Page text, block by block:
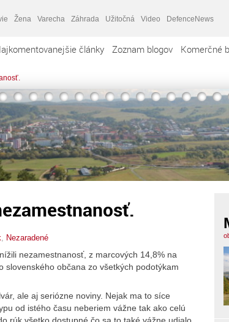
Žena Varecha Záhrada Užitočná Video DefenceNews
články Zoznam blogov Komerčné
Nezaradené
nezamestnanosť, z marcových 14,8% na
občana zo všetkých podotýkam
ale aj seriózne noviny. Nejak ma to síce
od istého času neberiem vážne tak ako celú
rúk všetko dostupné čo sa to také vážne udialo